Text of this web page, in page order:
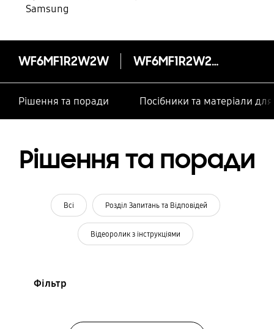
Samsung
WF6MF1R2W2W WF6MF1R2W2W
Рішення та поради Посібники та матеріали
Рішення та поради
Всі Розділ Запитань та Відповідей
Відеоролик з інструкціями
Фільтр